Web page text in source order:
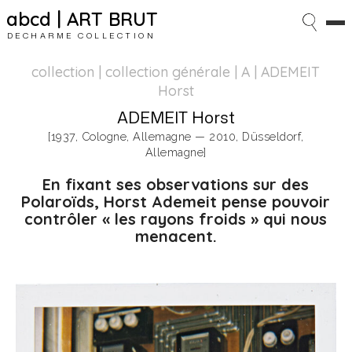
abcd | ART BRUT
DECHARME COLLECTION
collection | collection générale | A | ADEMEIT
Horst
ADEMEIT Horst
[1937, Cologne, Allemagne — 2010, Düsseldorf,
Allemagne]
En fixant ses observations sur des
Polaroïds, Horst Ademeit pense pouvoir
contrôler « les rayons froids » qui nous
menacent.